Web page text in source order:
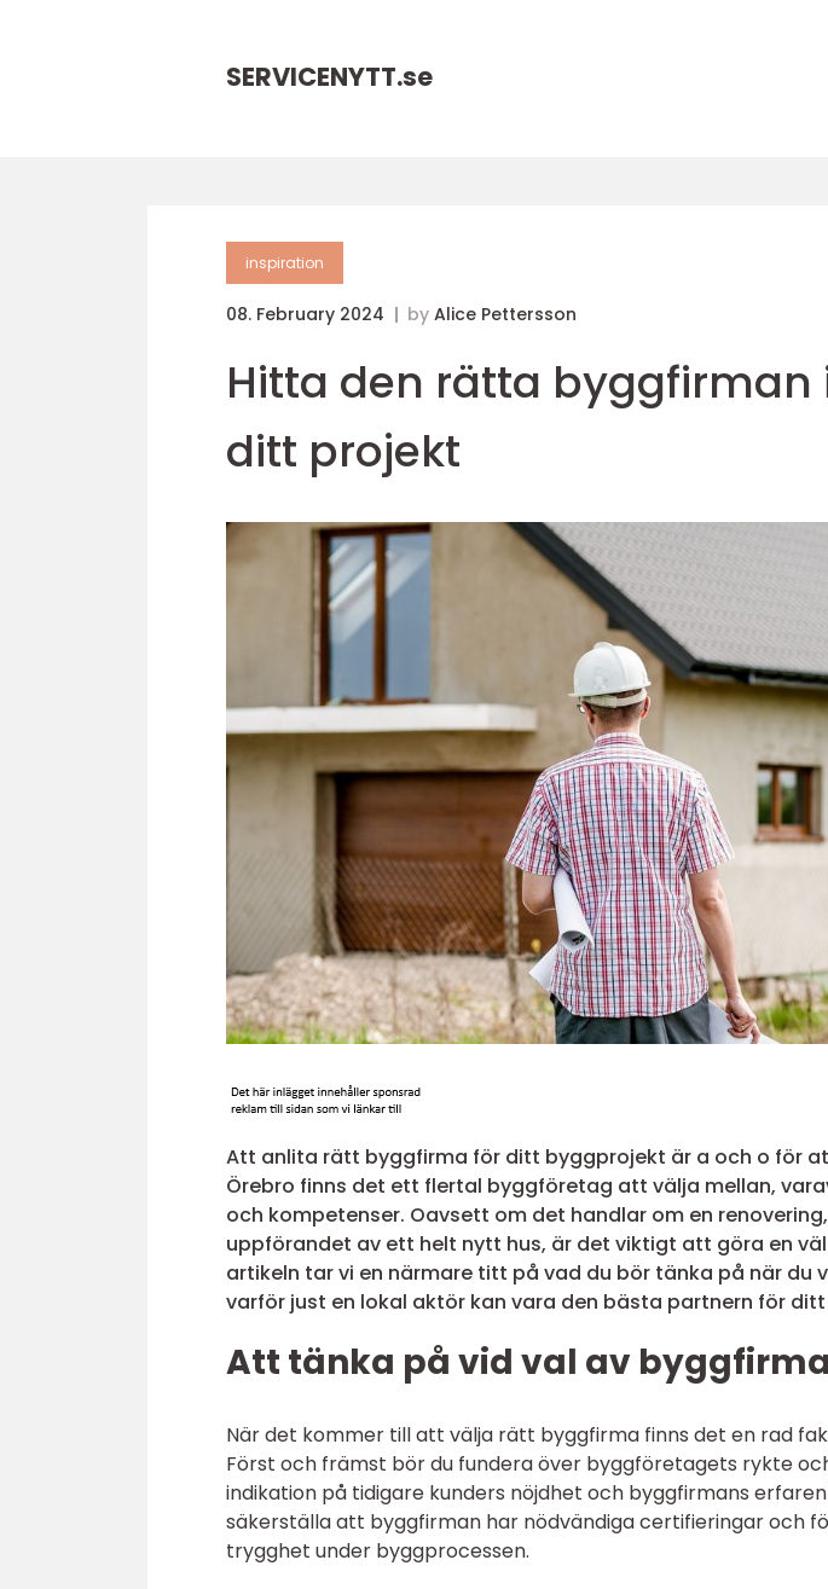
SERVICENYTT.se
inspiration
08. February 2024 by Alice Pettersson
Hitta den rätta byggfirman
ditt projekt
Att anlita rätt byggfirma för ditt byggprojekt är a och o för
Örebro finns det ett flertal byggföretag att välja mellan,
och kompetenser. Oavsett om det handlar om en
uppförandet av ett helt nytt hus, är det viktigt att göra en
artikeln tar vi en närmare titt på vad du bör tänka på när du
varför just en lokal aktör kan vara den bästa partnern för
Att tänka på vid val av byggfirma
När det kommer till att välja rätt byggfirma finns det en rad
Först och främst bör du fundera över byggföretagets rykte
indikation på tidigare kunders nöjdhet och byggfirmans
säkerställa att byggfirman har nödvändiga certifieringar och
trygghet under byggprocessen.